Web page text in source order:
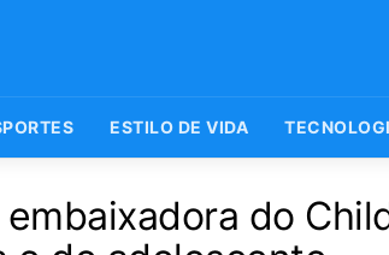
ESTILO DE VIDA
do